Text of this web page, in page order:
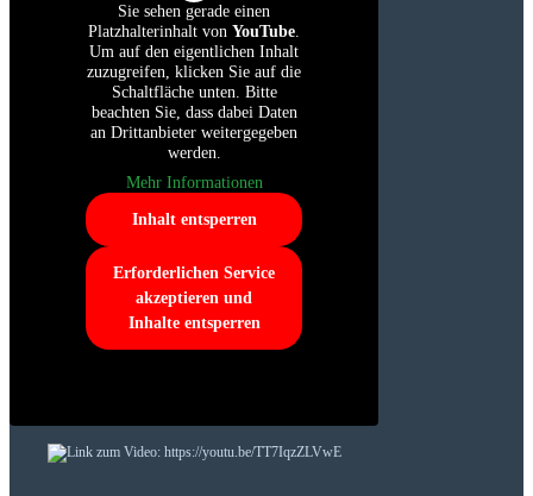
Sie sehen gerade einen
Platzhalterinhalt von YouTube
Um auf den eigentlichen Inhalt
zuzugreifen, klicken Sie auf die
Schaltfläche unten. Bitte
beachten Sie, dass dabei Daten
an Drittanbieter weitergegeben
werden.
Mehr Informationen
Inhalt entsperren
Erforderlichen Service
akzeptieren und
Inhalte entsperren